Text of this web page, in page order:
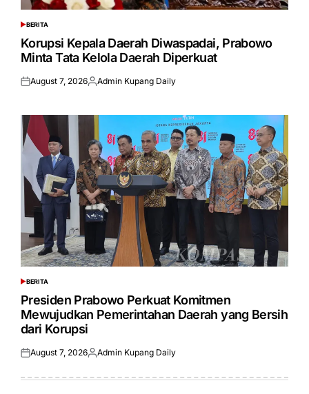
POSTED
IN
BERITA
Korupsi Kepala Daerah Diwaspadai, Prabowo
Minta Tata Kelola Daerah Diperkuat
Posted
August 7, 2026Posted
Admin Kupang Daily
POSTED
IN
BERITA
Presiden Prabowo Perkuat Komitmen
Mewujudkan Pemerintahan Daerah yang Bersih
dari Korupsi
Posted
August 7, 2026Posted
Admin Kupang Daily